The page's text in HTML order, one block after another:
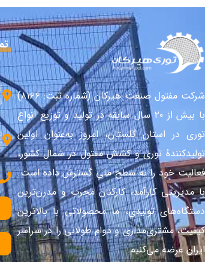
شرکت مفتول صنعت هیرکان (شماره ثبت: ۸۱۶۶)
با بیش از ۲۰ سال سابقه در تولید و توزیع انواع
توری در استان گلستان، امروز به‌عنوان اولین
تولیدکنندهٔ توری و کشش مفتول در شمال کشور،
فعالیت خود را به سطح ملی گسترش داده است.
با مدیریتی کارآمد، کارکنان مجرب و مدرن‌ترین
دستگاه‌های تولیدی، ما محصولاتی با بالاترین
کیفیت، مشتری‌مداری و دوام طولانی را در سراسر
ایران عرضه می‌کنیم.